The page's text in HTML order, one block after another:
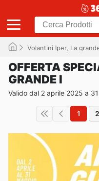
Volantini Iper, La
OFFERTA
GRANDE I
Valido dal 2 aprile 2025 a
1 2